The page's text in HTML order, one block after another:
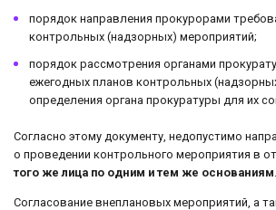
порядок направления прокурорами
контрольных (надзорных) мероприятий;
порядок рассмотрения органами
ежегодных планов контрольных
определения органа прокуратуры для их
Согласно этому документу, недопустимо
о проведении контрольного мероприятия в
того же лица по одним и тем же основаниям.
Согласование внеплановых мероприятий, а